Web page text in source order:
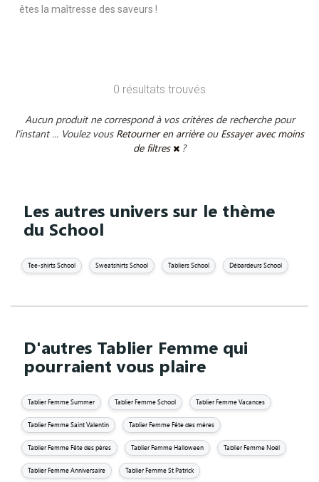
êtes la maîtresse des saveurs !
0 résultats trouvés
Aucun produit ne correspond à vos critères de recherche pour
l'instant ... Voulez vous Retourner en arrière ou Essayer avec moins
de filtres
?
Les autres univers sur le thème
du School
Tee-shirts School Sweatshirts School Tabliers School Débardeurs School
D'autres Tablier Femme qui
pourraient vous plaire
Tablier Femme Summer Tablier Femme School Tablier Femme Vacances
Tablier Femme Saint Valentin Tablier Femme Fête des mères
Tablier Femme Fête des pères Tablier Femme Halloween Tablier Femme Noël
Tablier Femme Anniversaire Tablier Femme St Patrick